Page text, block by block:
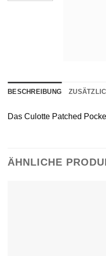
BESCHREIBUNG
Das Culotte Patched
ÄHNLICHE